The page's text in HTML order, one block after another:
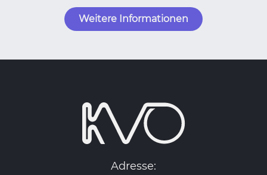
Weitere Informationen
Adresse: